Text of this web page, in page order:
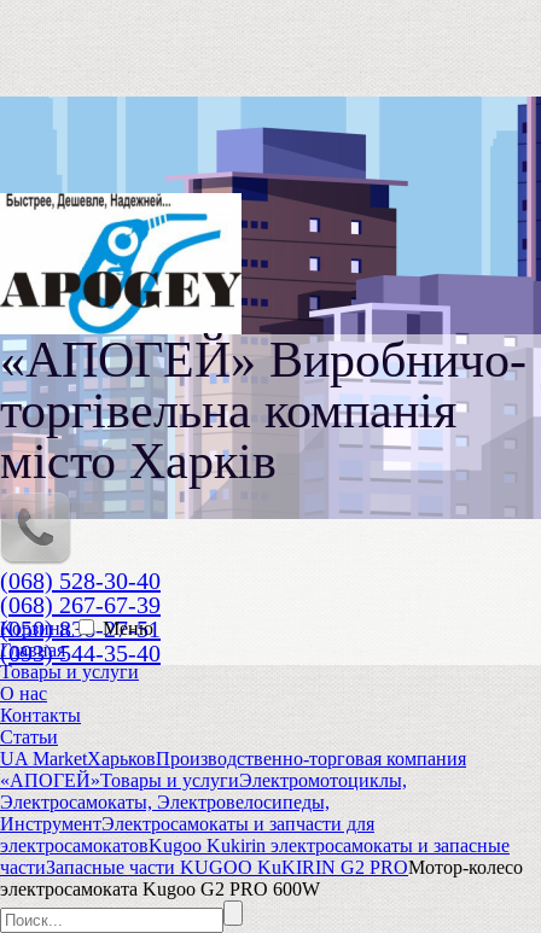
«АПОГЕЙ» Виробничо-
торгівельна компанія
місто Харків
(068) 528-30-40
(068) 267-67-39
(050) 836-27-51
(093) 544-35-40
Корзина
Меню
Главная
Товары и услуги
О нас
Контакты
Статьи
UA MarketХарьковПроизводственно-торговая компания
«АПОГЕЙ»Товары и услугиЭлектромотоциклы,
Электросамокаты, Электровелосипеды,
ИнструментЭлектросамокаты и запчасти для
электросамокатовKugoo Kukirin электросамокаты и запасные
частиЗапасные части KUGOO KuKIRIN G2 PROМотор-колесо
электросамоката Kugoo G2 PRO 600W